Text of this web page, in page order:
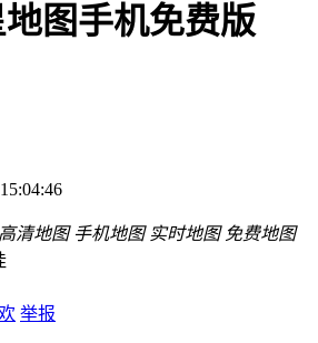
图手机免费版
高清地图 手机地图 实时地图 免费地图
举报